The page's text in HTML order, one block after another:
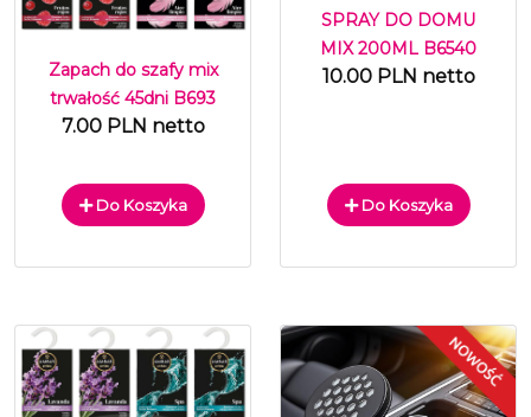
Zapach do szafy mix
trwałość 45dni B693
7.00 PLN netto
Do Koszyka
SPRAY DO DOMU
MIX 200ML B6540
10.00 PLN netto
Do Koszyka